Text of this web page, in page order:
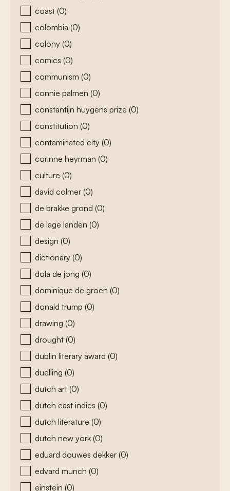
coast (0)
colombia (0)
colony (0)
comics (0)
communism (0)
connie palmen (0)
constantijn huygens prize (0)
constitution (0)
contaminated city (0)
corinne heyrman (0)
culture (0)
david colmer (0)
de brakke grond (0)
de lage landen (0)
design (0)
dictionary (0)
dola de jong (0)
dominique de groen (0)
donald trump (0)
drawing (0)
drought (0)
dublin literary award (0)
duelling (0)
dutch art (0)
dutch east indies (0)
dutch literature (0)
dutch new york (0)
eduard douwes dekker (0)
edvard munch (0)
einstein (0)